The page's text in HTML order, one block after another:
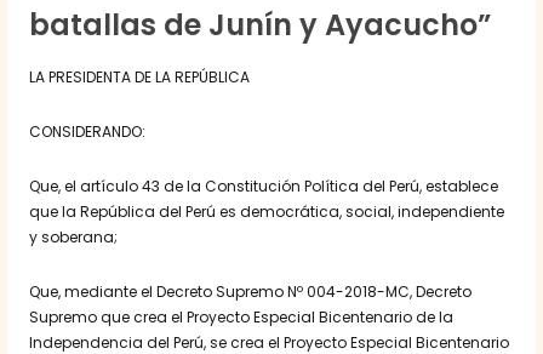
batallas de Junín y Ayacucho”
LA PRESIDENTA DE LA REPÚBLICA
CONSIDERANDO:
Que, el artículo 43 de la Constitución Política del Perú, establece
que la República del Perú es democrática, social, independiente
y soberana;
Que, mediante el Decreto Supremo Nº 004-2018-MC, Decreto
Supremo que crea el Proyecto Especial Bicentenario de la
Independencia del Perú, se crea el Proyecto Especial Bicentenario